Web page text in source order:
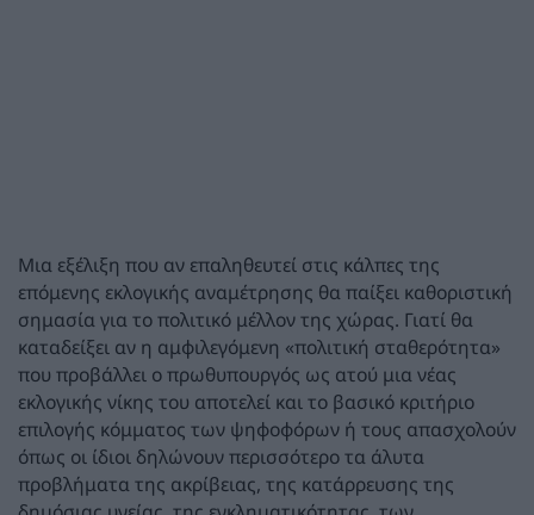
Μια εξέλιξη που αν επαληθευτεί στις κάλπες της
επόμενης εκλογικής αναμέτρησης θα παίξει καθοριστική
σημασία για το πολιτικό μέλλον της χώρας. Γιατί θα
καταδείξει αν η αμφιλεγόμενη «πολιτική σταθερότητα»
που προβάλλει ο πρωθυπουργός ως ατού μια νέας
εκλογικής νίκης του αποτελεί και το βασικό κριτήριο
επιλογής κόμματος των ψηφοφόρων ή τους απασχολούν
όπως οι ίδιοι δηλώνουν περισσότερο τα άλυτα
προβλήματα της ακρίβειας, της κατάρρευσης της